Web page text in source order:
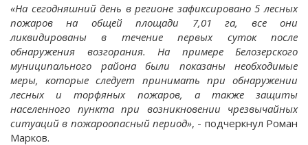
«На сегодняшний день в регионе зафиксировано 5 лесных
пожаров на общей площади 7,01 га, все они
ликвидированы в течение первых суток после
обнаружения возгорания. На примере Белозерского
муниципального района были показаны необходимые
меры, которые следует принимать при обнаружении
лесных и торфяных пожаров, а также защиты
населенного пункта при возникновении чрезвычайных
ситуаций в пожароопасный период», - подчеркнул Роман
Марков.